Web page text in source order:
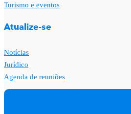
Turismo e eventos
Atualize-se
Notícias
Jurídico
Agenda de reuniões